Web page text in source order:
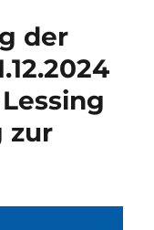
(28.09.2025)
der
zur